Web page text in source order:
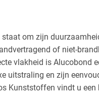
om zijn
of niet-
vlakheid is Alucobond
uitstraling en zijn
Kunststoffen vindt u